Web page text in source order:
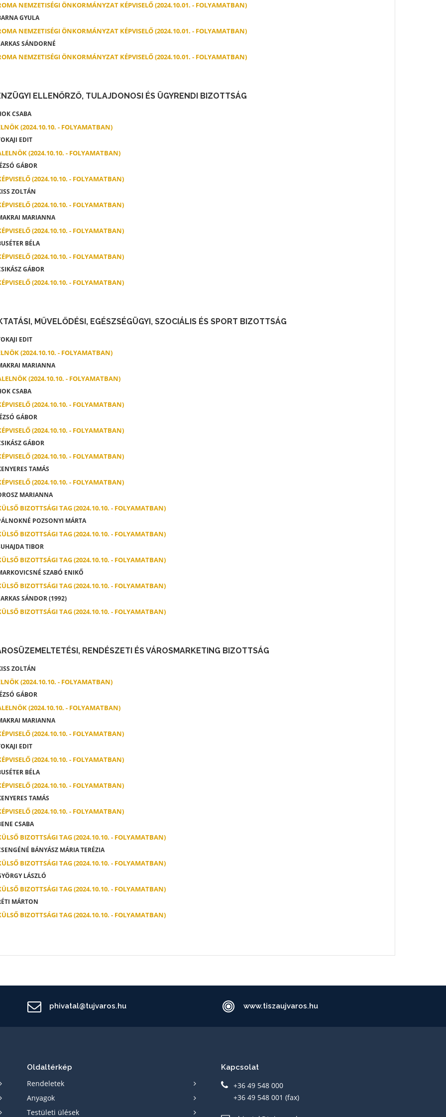
NEMZETISÉGI ÖNKORMÁNYZAT KÉPVISELŐ (2024.10.01. - FOLYAMATBAN)
GYULA
NEMZETISÉGI ÖNKORMÁNYZAT KÉPVISELŐ (2024.10.01. - FOLYAMATBAN)
SÁNDORNÉ
NEMZETISÉGI ÖNKORMÁNYZAT KÉPVISELŐ (2024.10.01. - FOLYAMATBAN)
ELLENŐRZŐ, TULAJDONOSI ÉS ÜGYRENDI BIZOTTSÁG
CSABA
(2024.10.10. - FOLYAMATBAN)
EDIT
(2024.10.10. - FOLYAMATBAN)
GÁBOR
(2024.10.10. - FOLYAMATBAN)
ZOLTÁN
(2024.10.10. - FOLYAMATBAN)
MARIANNA
(2024.10.10. - FOLYAMATBAN)
BÉLA
(2024.10.10. - FOLYAMATBAN)
GÁBOR
(2024.10.10. - FOLYAMATBAN)
MŰVELŐDÉSI, EGÉSZSÉGÜGYI, SZOCIÁLIS ÉS SPORT BIZOTTSÁG
EDIT
(2024.10.10. - FOLYAMATBAN)
MARIANNA
(2024.10.10. - FOLYAMATBAN)
CSABA
(2024.10.10. - FOLYAMATBAN)
GÁBOR
(2024.10.10. - FOLYAMATBAN)
GÁBOR
(2024.10.10. - FOLYAMATBAN)
TAMÁS
(2024.10.10. - FOLYAMATBAN)
MARIANNA
BIZOTTSÁGI TAG (2024.10.10. - FOLYAMATBAN)
POZSONYI MÁRTA
BIZOTTSÁGI TAG (2024.10.10. - FOLYAMATBAN)
TIBOR
BIZOTTSÁGI TAG (2024.10.10. - FOLYAMATBAN)
SZABÓ ENIKŐ
BIZOTTSÁGI TAG (2024.10.10. - FOLYAMATBAN)
SÁNDOR (1992)
BIZOTTSÁGI TAG (2024.10.10. - FOLYAMATBAN)
RENDÉSZETI ÉS VÁROSMARKETING BIZOTTSÁG
ZOLTÁN
(2024.10.10. - FOLYAMATBAN)
GÁBOR
(2024.10.10. - FOLYAMATBAN)
MARIANNA
(2024.10.10. - FOLYAMATBAN)
EDIT
(2024.10.10. - FOLYAMATBAN)
BÉLA
(2024.10.10. - FOLYAMATBAN)
TAMÁS
(2024.10.10. - FOLYAMATBAN)
CSABA
BIZOTTSÁGI TAG (2024.10.10. - FOLYAMATBAN)
BÁNYÁSZ MÁRIA TERÉZIA
BIZOTTSÁGI TAG (2024.10.10. - FOLYAMATBAN)
LÁSZLÓ
BIZOTTSÁGI TAG (2024.10.10. - FOLYAMATBAN)
MÁRTON
BIZOTTSÁGI TAG (2024.10.10. - FOLYAMATBAN)
phivatal@tujvaros.hu www.tiszaujvaros.hu
Oldaltérkép
Rendeletek
Anyagok
Testületi ülések
Kapcsolat
+36 49 548 000
+36 49 548 001 (fax)